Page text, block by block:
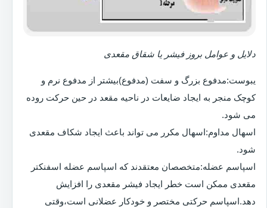
دلایل و عوامل بروز فیشر یا شقاق مقعدی
یبوست:مدفوع بزرگ و سفت (مدفوع)بیشتر از مدفوع نرم و
کوچک منجر به ایجاد ضایعات در ناحیه مقعد در حین حرکت روده
می شود.
اسهال مداوم:اسهال مکرر می تواند باعث ایجاد شکاف مقعدی
شود.
اسپاسم عضله:متخصصان معتقدند که اسپاسم عضله اسفنکتر
مقعدی ممکن است خطر ایجاد فیشر مقعدی را افزایش
دهد.اسپاسم حرکتی مختصر و خودکار عضلانی است،وقتی